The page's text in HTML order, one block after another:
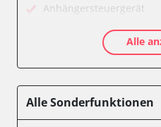
Anhängersteuergerät
Dachbedieneinheit (DBE)
Diagnoseschnittstelle
Feststellbremse (EPB /
Alle
Alle Sonderfunktionen